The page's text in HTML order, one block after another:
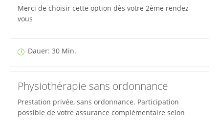
Merci de choisir cette option dès votre 2ème rendez-
vous
Dauer: 30 Min.
Physiothérapie sans ordonnance
Prestation privée, sans ordonnance. Participation
possible de votre assurance complémentaire selon